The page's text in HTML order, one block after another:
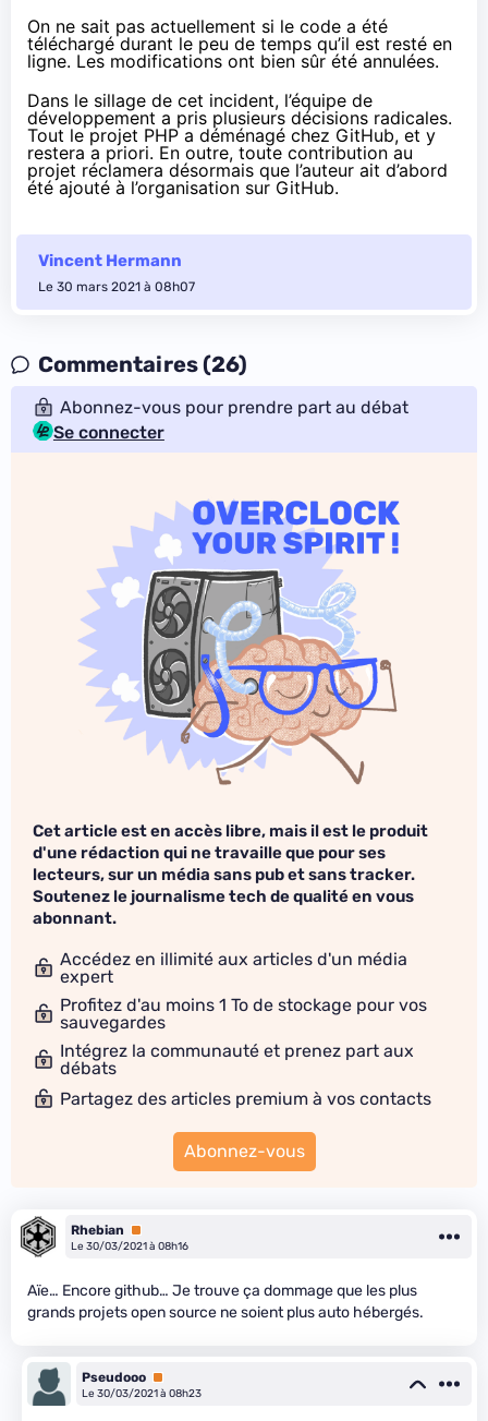
On ne sait pas actuellement si le code a été
téléchargé durant le peu de temps qu’il est resté en
ligne. Les modifications ont bien sûr été annulées.
Dans le sillage de cet incident, l’équipe de
développement a pris plusieurs décisions radicales.
Tout le projet PHP a déménagé chez GitHub, et y
restera a priori. En outre, toute contribution au
projet réclamera désormais que l’auteur ait d’abord
été ajouté à l’organisation sur GitHub.
Vincent Hermann
Le 30 mars 2021 à 08h07
Commentaires (26)
Abonnez-vous pour prendre part au débat
Se connecter
Cet article est en accès libre, mais il est le produit
d'une rédaction qui ne travaille que pour ses
lecteurs, sur un média sans pub et sans tracker.
Soutenez le journalisme tech de qualité en vous
abonnant.
Accédez en illimité aux articles d'un média
expert
Profitez d'au moins 1 To de stockage pour vos
sauvegardes
Intégrez la communauté et prenez part aux
débats
Partagez des articles premium à vos contacts
Abonnez-vous
Rhebian
Premium
Le 30/03/2021 à 08h16
Aïe… Encore github… Je trouve ça dommage que les plus
grands projets open source ne soient plus auto hébergés.
Pseudooo Premium
Le 30/03/2021 à 08h23